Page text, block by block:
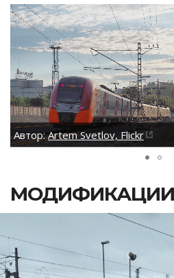
Автор:Artem Svetlov, Flickr
МОДИФИКАЦИИ